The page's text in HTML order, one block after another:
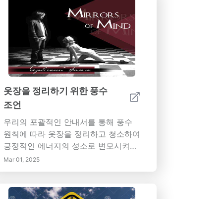
기구를 선택하는 방법을 배워 에너지
효율성과 지속 가능성도 우선시하세요.
초점 만들기부터 분위기 설정, 공간 인
식 향상까지, 전문가의 팁과 혁신적인
기법을 통해 개인 스타일을 반영하는
매력적이고 세련되며 실용적인 인테리
능을 기념하는 효과적인 조명 전략으로
당신의 집을 변화시키세요.
옷장을 정리하기 위한 풍수
조언
우리의 포괄적인 안내서를 통해 풍수
원칙에 따라 옷장을 정리하고 청소하여
긍정적인 에너지의 성소로 변모시켜보
세요. 잡동사니를 치우고, '1년 규칙'과
'4박스 방법'과 같은 효과적인 기술을
이아웃을 만드는 방법을 배우세요. 질
Mar 01, 2025